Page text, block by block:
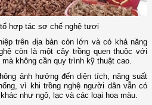
hợp tác sơ chế nghệ tươi
trên địa bàn còn lớn và có khả năng
còn là một cây trồng quen thuộc với
không cần quy trình kỹ thuật cao.
ảnh hưởng đến diện tích, năng suất
vì khi trồng nghệ người dân vẫn có
như ngô, lạc và các loại hoa màu.